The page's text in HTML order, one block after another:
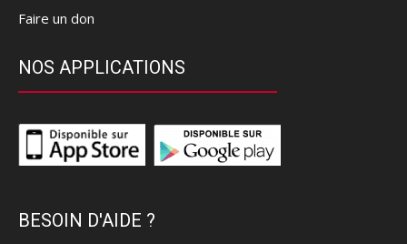
Faire un don
NOS APPLICATIONS
BESOIN D'AIDE ?